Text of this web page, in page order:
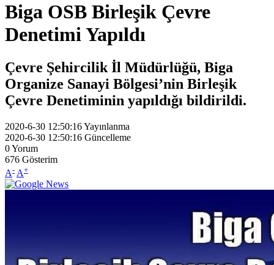
Biga OSB Birleşik Çevre
Denetimi Yapıldı
Çevre Şehircilik İl Müdürlüğü, Biga
Organize Sanayi Bölgesi’nin Birleşik
Çevre Denetiminin yapıldığı bildirildi.
2020-6-30 12:50:16Yayınlanma
2020-6-30 12:50:16 Güncelleme
0Yorum
676 Gösterim
A- A+